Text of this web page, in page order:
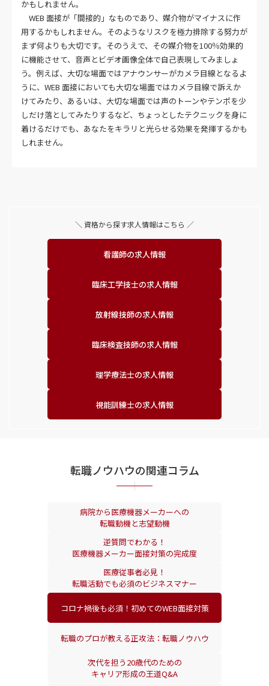
かもしれません。
WEB 面接が「間接的」なものであり、媒介物がマイナスに作
用するかもしれません。そのようなリスクを極力排除する努力が
まず何よりも大切です。そのうえで、その媒介物を100％効果的
に機能させて、音声とビデオ画像全体で自己表現してみましょ
う。例えば、大切な場面ではアナウンサーがカメラ目線となるよ
うに、WEB 面接においても大切な場面ではカメラ目線で訴えか
けてみたり、あるいは、大切な場面では声のトーンやテンポを少
しだけ落としてみたりするなど、ちょっとしたテクニックを身に
着けるだけでも、あなたをキラリと光らせる効果を発揮するかも
しれません。
＼ 資格から探す求人情報はこちら ／
看護師の求人情報
臨床工学技士の求人情報
放射線技師の求人情報
臨床検査技師の求人情報
理学療法士の求人情報
視能訓練士の求人情報
転職ノウハウの関連コラム
病院から医療機器メーカーへの
転職動機と志望動機
逆質問でわかる！
医療機器メーカー面接対策の完成度
医療従事者必見！
転職活動でも必須のビジネスマナー
コロナ禍後も必須！ 初めてのWEB面接対策
転職のプロが教える正攻法：転職ノウハウ
次代を担う20歳代のための
キャリア形成の王道Q&A